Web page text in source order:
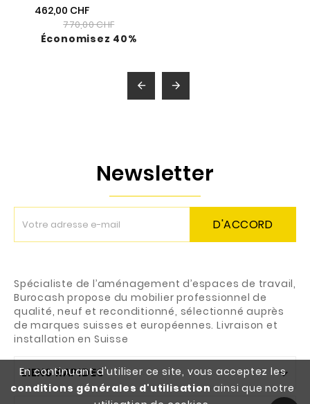
En continuant d'utiliser ce site, vous acceptez les
conditions générales d'utilisation ainsi que notre
462,00 CHF
770,00 CHF
Économisez 40%
 
Newsletter
D'ACCORD
Spécialiste de l’aménagement d’espaces de travail,
Burocash propose du mobilier professionnel de
qualité, neuf et reconditionné, sélectionné auprès
de marques suisses et européennes. Livraison et
installation en Suisse
LIENS RAPIDES 